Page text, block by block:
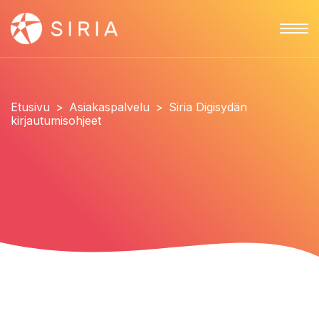
Etusivu > Asiakaspalvelu > Siria Digisydän
kirjautumisohjeet